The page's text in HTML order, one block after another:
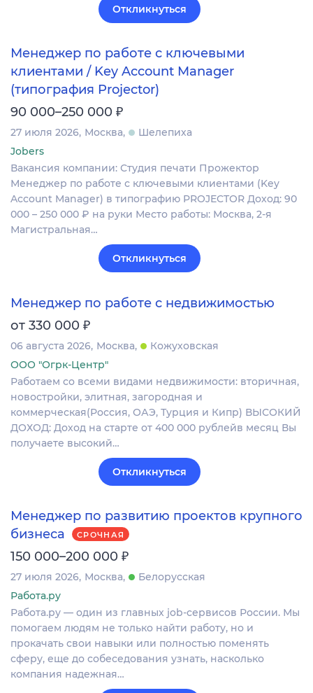
Откликнуться
Менеджер по работе с ключевыми
клиентами / Key Account Manager
(типография Projector)
90 000–250 000 ₽
27 июля 2026 Москва
Шелепиха
Jobers
Вакансия компании: Студия печати Прожектор
Менеджер по работе с ключевыми клиентами (Key
Account Manager) в типографию PROJECTOR Доход: 90
000 – 250 000 ₽ на руки Место работы: Москва, 2-я
Магистральная…
Откликнуться
Менеджер по работе с недвижимостью
от 330 000 ₽
06 августа 2026 Москва
Кожуховская
ООО "Огрк-Центр"
Работаем со всеми видами недвижимости: вторичная,
новостройки, элитная, загородная и
коммерческая(Россия, ОАЭ, Турция и Кипр) ВЫСОКИЙ
ДОХОД: Доход на старте от 400 000 рублейв месяц Вы
получаете высокий…
Откликнуться
Менеджер по развитию проектов крупного
бизнеса
СРОЧНАЯ
150 000–200 000 ₽
27 июля 2026 Москва
Белорусская
Работа.ру
Работа.ру — один из главных job-сервисов России. Мы
помогаем людям не только найти работу, но и
прокачать свои навыки или полностью поменять
сферу, еще до собеседования узнать, насколько
компания надежная…